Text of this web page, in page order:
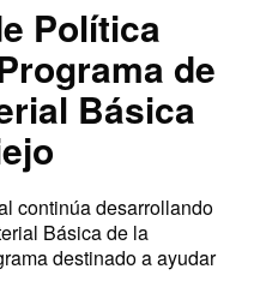
Política
de
Básica
continúa desarrollando
Básica de la
destinado a ayudar